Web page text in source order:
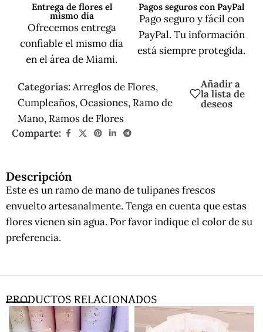
Entrega de flores el
mismo día
Ofrecemos entrega
confiable el mismo día
en el área de Miami.
Pagos seguros con PayPal
Pago seguro y fácil con
PayPal. Tu información
está siempre protegida.
Categorías:Arreglos de Flores,
Cumpleaños,Ocasiones, Ramo de
Mano, Ramos de Flores
Añadir a
la lista de
deseos
Comparte:
Descripción
Este es un ramo de mano de tulipanes frescos
envuelto artesanalmente. Tenga en cuenta que estas
flores vienen sin agua. Por favor indique el color de su
preferencia.
PRODUCTOS RELACIONADOS